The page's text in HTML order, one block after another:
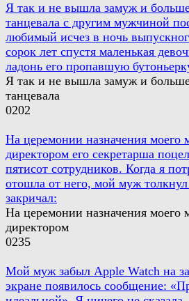
Я так и не вышла замуж и
танцевала с другим мужчиной
любимый исчез в ночь
сорок лет спустя маленькая
ладонь его пропавшую
Я так и не вышла замуж и
танцевала
0202
На церемонии назначения моего
директором его секретарша
пятисот сотрудников. Когда я
отошла от него, мой муж
закричал:
На церемонии назначения моего
директором
0235
Мой муж забыл Apple Watch на
экране появилось сообщение: